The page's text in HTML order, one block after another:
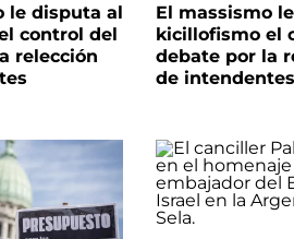
le disputa al
control del
relección
El massismo
kicillofismo el
debate por la
de intendentes